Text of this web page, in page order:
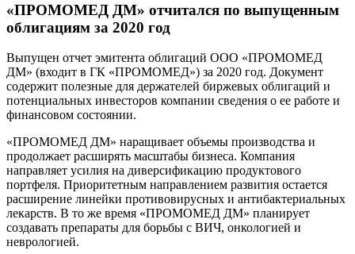
«ПРОМОМЕД ДМ» отчитался по выпущенным
облигациям за 2020 год
Выпущен отчет эмитента облигаций ООО «ПРОМОМЕД
ДМ» (входит в ГК «ПРОМОМЕД») за 2020 год. Документ
содержит полезные для держателей биржевых облигаций и
потенциальных инвесторов компании сведения о ее работе и
финансовом состоянии.
«ПРОМОМЕД ДМ» наращивает объемы производства и
продолжает расширять масштабы бизнеса. Компания
направляет усилия на диверсификацию продуктового
портфеля. Приоритетным направлением развития остается
расширение линейки противовирусных и антибактериальных
лекарств. В то же время «ПРОМОМЕД ДМ» планирует
создавать препараты для борьбы с ВИЧ, онкологией и
неврологией.